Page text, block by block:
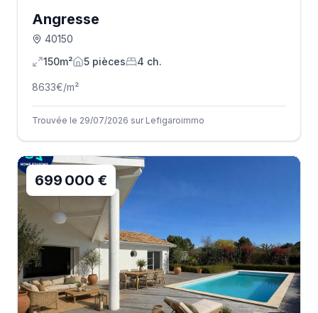
Angresse
40150
150m²
5 pièces 4 ch.
8633€/m²
Trouvée le 29/07/2026 sur Lefigaroimmo
699 000 €